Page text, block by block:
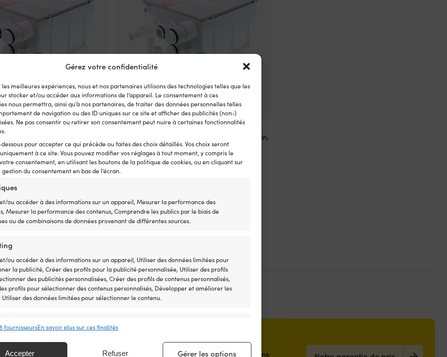
Gérez votre confidentialité
meilleures expériences, nous et nos partenaires utilisons des technologies telles que les
stocker et/ou accéder aux informations de l’appareil. Le consentement à ces
nous permettra, ainsi qu’à nos partenaires, de traiter des données personnelles telles
de navigation ou des ID uniques sur ce site et afficher des publicités (non-)
Ne pas consentir ou retirer son consentement peut nuire à certaines fonctionnalités
pour accepter ce qui précède ou faites des choix détaillés. Vos choix seront
à ce site. Vous pouvez modifier vos réglages à tout moment, y compris le
consentement, en utilisant les boutons de la politique de cookies, ou en cliquant sur
gestion du consentement en bas de l’écran.
ou accéder à des informations sur un appareil, Mesurer la performance des
Mesurer la performance des contenus, Comprendre les publics par le biais de
ou de combinaisons de données provenant de différentes sources.
ou accéder à des informations sur un appareil, Utiliser des données limitées pour
la publicité, Créer des profils pour la publicité personnalisée, Utiliser des profils
des publicités personnalisées, Créer des profils de contenus personnalisés,
profils pour sélectionner des contenus personnalisés, Développer et améliorer les
Utiliser des données limitées pour sélectionner le contenu.
Relier différents appareils, Identifier les appareils en fonction des
fournisseursEn savoir plus sur ces finalités
Accepter Refuser Gérer les options
de douche bateau Rule
(800B + 40A), 24 V, 50.4 l/min,
(25 mm) / 1 1/8″ (28 mm) / 1
€Le
était :
339,99 €.
299,99€Le
est :
299,99 €.
COMMANDE
Système de vidage de douche bateau Rule
Shower Drain Box (800B + 40A), 12 V, 50.4 l/min,
3/4″ (19 mm) / 1″ (25 mm) / 1 1/8″ (28 mm) / 1
1/2″ (38 mm) tuyau
Px cons.
était :
309,99 €.
Le
garantie de prix est très simple : nous nous alignons sur tous les magasins